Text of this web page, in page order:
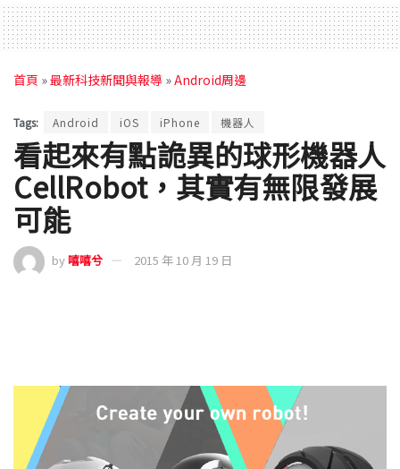
首頁 »最新科技新聞與報導 »Android周邊
Tags: Android iOS iPhone 機器人
看起來有點詭異的球形機器人
CellRobot，其實有無限發展
可能
by嘻嘻兮 2015 年 10 月 19 日